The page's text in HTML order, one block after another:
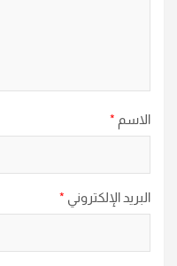
الاسم *
البريد الإلكتروني *